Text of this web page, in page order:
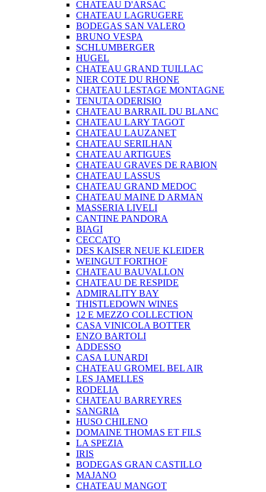
CHATEAU D'ARSAC
CHATEAU LAGRUGERE
BODEGAS SAN VALERO
BRUNO VESPA
SCHLUMBERGER
HUGEL
CHATEAU GRAND TUILLAC
NIER COTE DU RHONE
CHATEAU LESTAGE MONTAGNE
TENUTA ODERISIO
CHATEAU BARRAIL DU BLANC
CHATEAU LARY TAGOT
CHATEAU LAUZANET
CHATEAU SERILHAN
CHATEAU ARTIGUES
CHATEAU GRAVES DE RABION
CHATEAU LASSUS
CHATEAU GRAND MEDOC
CHATEAU MAINE D ARMAN
MASSERIA LIVELI
CANTINE PANDORA
BIAGI
CECCATO
DES KAISER NEUE KLEIDER
WEINGUT FORTHOF
CHATEAU BAUVALLON
CHATEAU DE RESPIDE
ADMIRALITY BAY
THISTLEDOWN WINES
12 E MEZZO COLLECTION
CASA VINICOLA BOTTER
ENZO BARTOLI
ADDESSO
CASA LUNARDI
CHATEAU GROMEL BEL AIR
LES JAMELLES
RODELIA
CHATEAU BARREYRES
SANGRIA
HUSO CHILENO
DOMAINE THOMAS ET FILS
LA SPEZIA
IRIS
BODEGAS GRAN CASTILLO
MAJANO
CHATEAU MANGOT